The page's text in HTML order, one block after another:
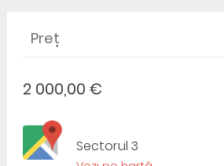
Preț
2 000,00 €
Sectorul 3